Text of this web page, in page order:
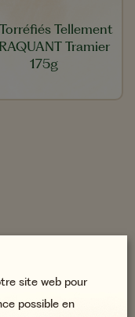
Tellement
Tramier
175g
site web pour
possible en